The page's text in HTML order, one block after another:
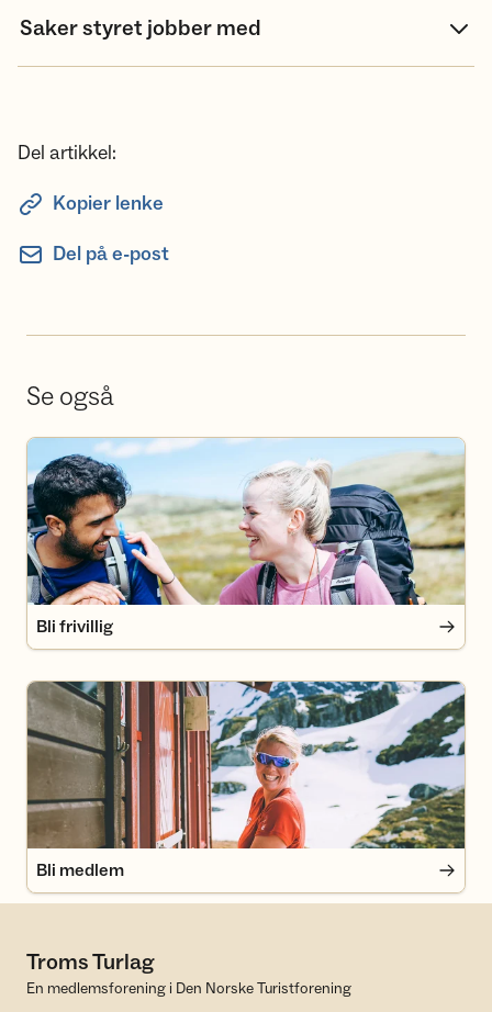
Saker styret jobber med
Del artikkel:
Kopier lenke
Del på e-post
Se også
Bli frivillig
Bli frivillig
Bli medlem
Bli medlem
Troms Turlag
En medlemsforening i Den Norske Turistforening